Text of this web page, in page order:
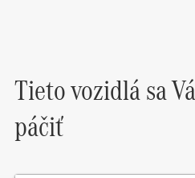
Tieto vozidlá sa
páčiť